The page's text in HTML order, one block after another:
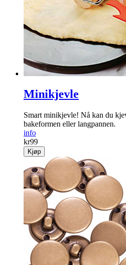
Minikjevle
Smart minikjevle! Nå kan du
bakeformen eller langpannen.
info
kr99
Kjøp